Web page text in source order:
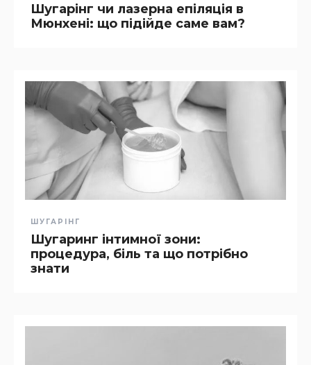
Шугарінг чи лазерна епіляція в
Мюнхені: що підійде саме вам?
ШУГАРІНГ
Шугаринг інтимної зони:
процедура, біль та що потрібно
знати